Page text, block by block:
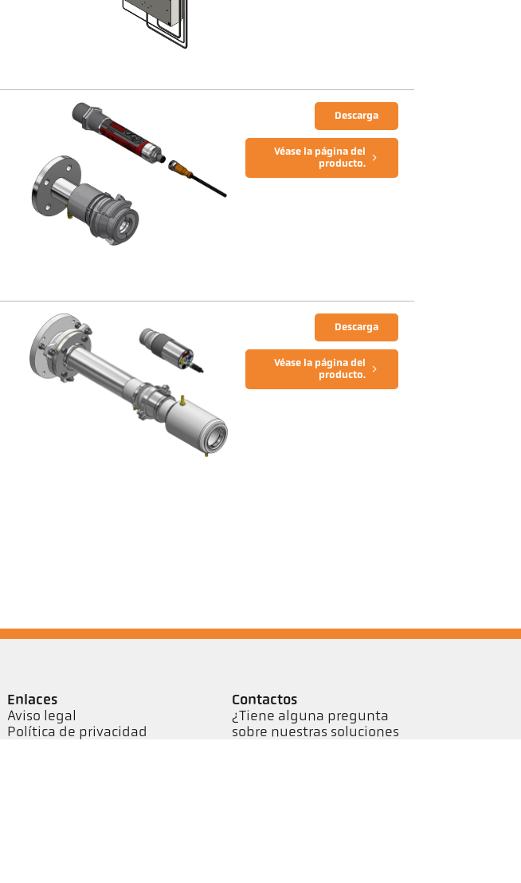
Descarga
Véase la página del
producto.
Descarga
Véase la página del
producto.
Enlaces
Aviso legal
Política de privacidad
Contactos
¿Tiene alguna pregunta
sobre nuestras soluciones